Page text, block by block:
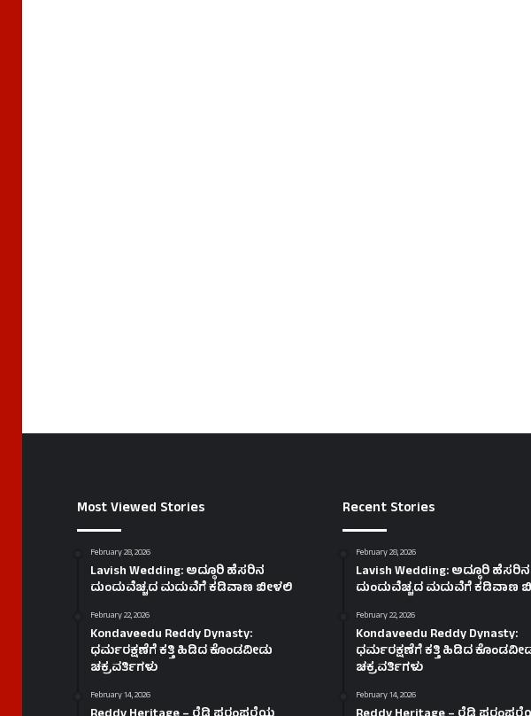
Most Viewed Stories
February 28, 2026
Lavish Wedding: ಅದ್ಧೂರಿ ಹೆಸರಿನ
ದುಂದುವೆಚ್ಚದ ಮದುವೆಗೆ ಕಡಿವಾಣ ಬೀಳಲಿ
February 22, 2026
Kondaveedu Reddy Dynasty:
ಧರ್ಮರಕ್ಷಣೆಗೆ ಕತ್ತಿ ಹಿಡಿದ ಕೊಂಡವೀಡು
ಚಕ್ರವರ್ತಿಗಳು
February 14, 2026
Recent Stories
February 28, 2026
Lavish Wedding: ಅದ್ಧೂರಿ ಹೆಸರಿನ
ದುಂದುವೆಚ್ಚದ ಮದುವೆಗೆ ಕಡಿವಾಣ
February 22, 2026
Kondaveedu Reddy Dynasty:
ಧರ್ಮರಕ್ಷಣೆಗೆ ಕತ್ತಿ ಹಿಡಿದ
ಚಕ್ರವರ್ತಿಗಳು
February 14, 2026